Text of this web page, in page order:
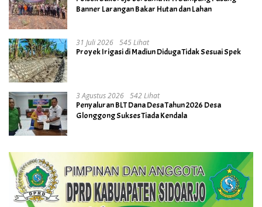
Banner Larangan Bakar Hutan dan Lahan
31 Juli 2026 545 Lihat
Proyek Irigasi di Madiun Diduga Tidak Sesuai Spek
3 Agustus 2026 542 Lihat
Penyaluran BLT Dana Desa Tahun 2026 Desa
Glonggong Sukses Tiada Kendala